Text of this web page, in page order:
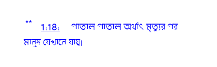
** 1:18: পাতালপাতাল অর্থাৎ‌ মৃত্যুর পর
মানুষ যেখানে যায়৷